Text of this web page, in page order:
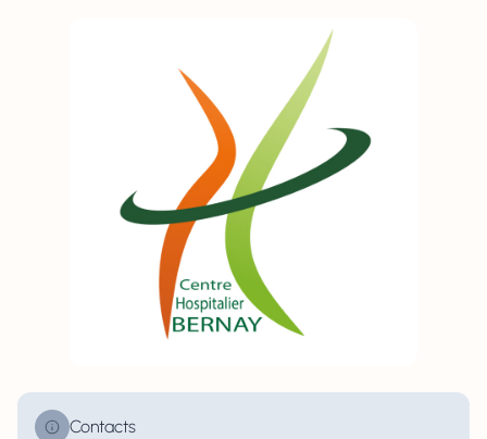
Contacts